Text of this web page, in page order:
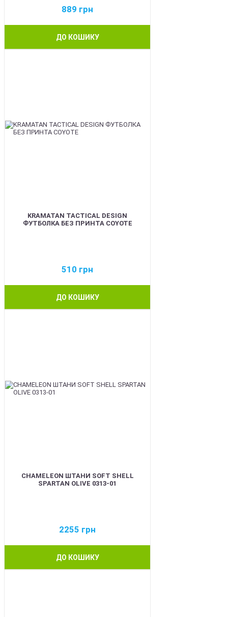
889 грн
ДО КОШИКУ
KRAMATAN TACTICAL DESIGN
ФУТБОЛКА БЕЗ ПРИНТА COYOTE
510 грн
ДО КОШИКУ
CHAMELEON ШТАНИ SOFT SHELL
SPARTAN OLIVE 0313-01
2255 грн
ДО КОШИКУ